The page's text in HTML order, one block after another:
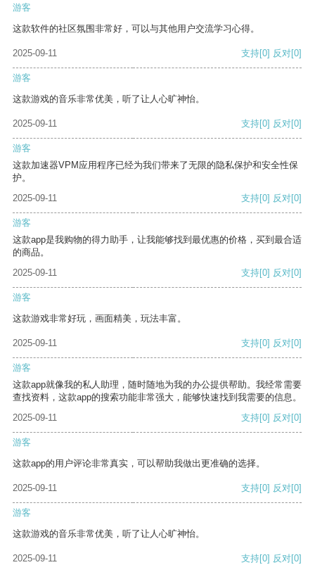
游客
这款软件的社区氛围非常好，可以与其他用户交流学习心得。
2025-09-11 支持[0] 反对[0]
游客
这款游戏的音乐非常优美，听了让人心旷神怡。
2025-09-11 支持[0] 反对[0]
游客
这款加速器VPM应用程序已经为我们带来了无限的隐私保护和安全性保
护。
2025-09-11
支持[0] 反对[0]
游客
这款app是我购物的得力助手，让我能够找到最优惠的价格，买到最合适
的商品。
2025-09-11
支持[0] 反对[0]
游客
这款游戏非常好玩，画面精美，玩法丰富。
2025-09-11 支持[0] 反对[0]
游客
这款app就像我的私人助理，随时随地为我的办公提供帮助。我经常需要
查找资料，这款app的搜索功能非常强大，能够快速找到我需要的信息。
2025-09-11
支持[0] 反对[0]
游客
这款app的用户评论非常真实，可以帮助我做出更准确的选择。
2025-09-11 支持[0] 反对[0]
游客
这款游戏的音乐非常优美，听了让人心旷神怡。
2025-09-11 支持[0] 反对[0]